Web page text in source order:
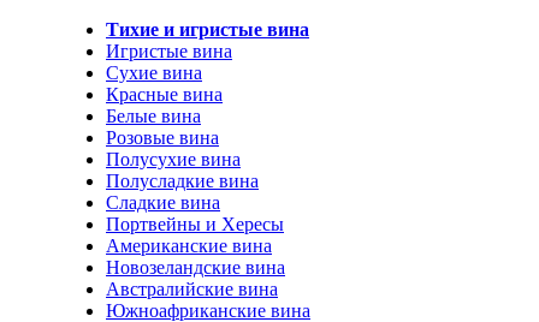
Тихие и игристые вина
Игристые вина
Сухие вина
Красные вина
Белые вина
Розовые вина
Полусухие вина
Полусладкие вина
Сладкие вина
Портвейны и Хересы
Американские вина
Новозеландские вина
Австралийские вина
Южноафриканские вина